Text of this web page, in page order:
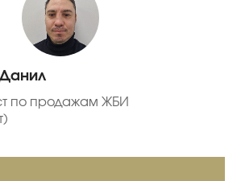
по продажам ЖБИ